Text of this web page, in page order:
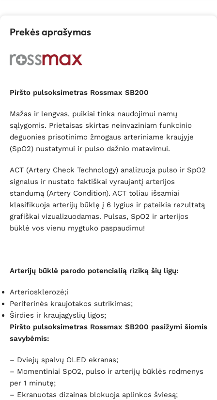
Prekės aprašymas
Piršto pulsoksimetras Rossmax SB200
Mažas ir lengvas, puikiai tinka naudojimui namų
sąlygomis. Prietaisas skirtas neinvaziniam funkcinio
deguonies prisotinimo žmogaus arteriniame kraujyje
(SpO2) nustatymui ir pulso dažnio matavimui.
ACT (Artery Check Technology) analizuoja pulso ir SpO2
signalus ir nustato faktiškai vyraujantį arterijos
standumą (Artery Condition). ACT toliau išsamiai
klasifikuoja arterijų būklę į 6 lygius ir pateikia rezultatą
grafiškai vizualizuodamas. Pulsas, SpO2 ir arterijos
būklė vos vienu mygtuko paspaudimu!
Arterijų būklė parodo potencialią riziką šių ligų:
Arteriosklerozė;i
Periferinės kraujotakos sutrikimas;
Širdies ir kraujagyslių ligos;
Piršto pulsoksimetras Rossmax SB200 pasižymi šiomis
savybėmis:
– Dviejų spalvų OLED ekranas;
– Momentiniai SpO2, pulso ir arterijų būklės rodmenys
per 1 minutę;
– Ekranuotas dizainas blokuoja aplinkos šviesą;